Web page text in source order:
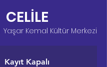
CELİLE
Yaşar Kemal Kültür Merkezi
Kayıt Kapalı